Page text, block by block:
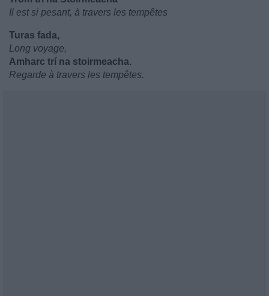
Il est si pesant, à travers les tempêtes
Turas fada,
Long voyage,
Amharc trí na stoirmeacha.
Regarde à travers les tempêtes.